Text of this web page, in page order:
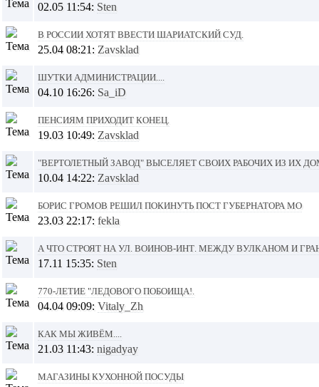
02.05 11:54: Sten
В России хотят ввести шариатский суд.
25.04 08:21: Zavsklad
Шутки администрации....
04.10 16:26: Sa_iD
Пенсиям приходит конец.
19.03 10:49: Zavsklad
"Вертолетный завод" выселяет своих рабочих из их
10.04 14:22: Zavsklad
Борис Громов решил покинуть пост губернатора МО
23.03 22:17: fekla
А что строят на ул. Воинов-Инт. между Вулканом и
17.11 15:35: Sten
770-летие "Ледового Побоища!.
04.04 09:09: Vitaly_Zh
КАК мы живём....
21.03 11:43: nigadyay
Магазины кухонной посуды